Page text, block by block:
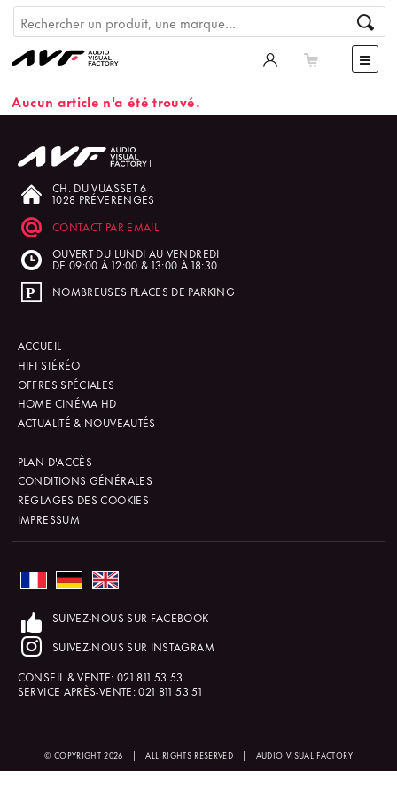
Aucun article n'a été trouvé.
CH. DU VUASSET 6
1028 PRÉVERENGES
CONTACT PAR EMAIL
OUVERT DU LUNDI AU VENDREDI
DE 09:00 À 12:00 & 13:00 À 18:30
NOMBREUSES PLACES DE PARKING
ACCUEIL
HIFI STÉRÉO
OFFRES SPÉCIALES
HOME CINÉMA HD
ACTUALITÉ & NOUVEAUTÉS
PLAN D'ACCÈS
CONDITIONS GÉNÉRALES
RÉGLAGES DES COOKIES
IMPRESSUM
SUIVEZ-NOUS SUR FACEBOOK
SUIVEZ-NOUS SUR INSTAGRAM
CONSEIL & VENTE: 021 811 53 53
SERVICE APRÈS-VENTE:021 811 53 51
© COPYRIGHT 2026 | ALL RIGHTS RESERVED | AUDIO VISUAL FACTORY